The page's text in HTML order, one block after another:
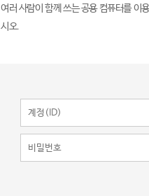
여러 사람이 함께 쓰는 공용 컴퓨터를 이
시오.